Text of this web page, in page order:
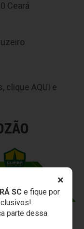
×
SCe fique por
parte dessa
Ceará
clique AQUI e